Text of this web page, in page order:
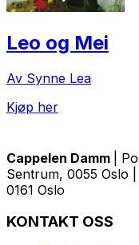
Leo og Mei
Av Synne Lea
Kjøp her
Cappelen Damm
|
Sentrum, 0055 Oslo
0161 Oslo
KONTAKT OSS